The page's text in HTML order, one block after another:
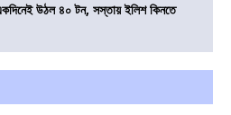
উঠল ৪০ টন, সস্তায় ইলিশ কিনতে